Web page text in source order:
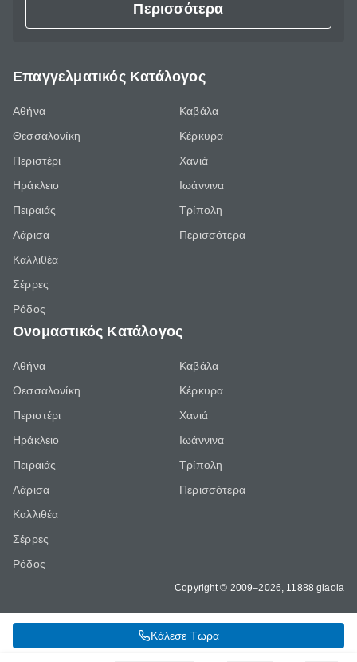
Κάλεσε Τώρα
Περισσότερα
Επαγγελματικός Κατάλογος
Αθήνα
Θεσσαλονίκη
Περιστέρι
Ηράκλειο
Πειραιάς
Λάρισα
Καλλιθέα
Σέρρες
Ρόδος
Καβάλα
Κέρκυρα
Χανιά
Ιωάννινα
Τρίπολη
Περισσότερα
Ονομαστικός Κατάλογος
Αθήνα
Θεσσαλονίκη
Περιστέρι
Ηράκλειο
Πειραιάς
Λάρισα
Καλλιθέα
Σέρρες
Ρόδος
Καβάλα
Κέρκυρα
Χανιά
Ιωάννινα
Τρίπολη
Περισσότερα
Copyright © 2009–2026, 11888 giaola